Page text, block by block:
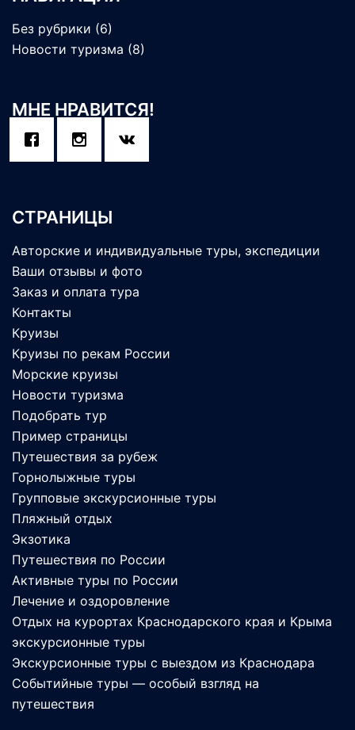
Без рубрики (6)
Новости туризма (8)
МНЕ НРАВИТСЯ!
СТРАНИЦЫ
Авторские и индивидуальные туры, экспедиции
Ваши отзывы и фото
Заказ и оплата тура
Контакты
Круизы
Круизы по рекам России
Морские круизы
Новости туризма
Подобрать тур
Пример страницы
Путешествия за рубеж
Горнолыжные туры
Групповые экскурсионные туры
Пляжный отдых
Экзотика
Путешествия по России
Активные туры по России
Лечение и оздоровление
Отдых на курортах Краснодарского края и Крыма
экскурсионные туры
Экскурсионные туры с выездом из Краснодара
Событийные туры — особый взгляд на
путешествия